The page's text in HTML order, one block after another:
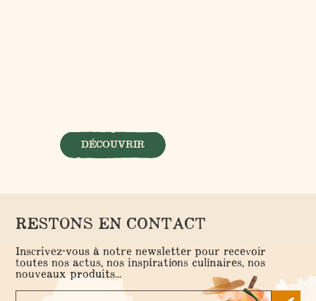
DÉCOUVRIR
RESTONS EN CONTACT
Inscrivez-vous à notre newsletter pour recevoir
toutes nos actus, nos inspirations culinaires, nos
nouveaux produits...